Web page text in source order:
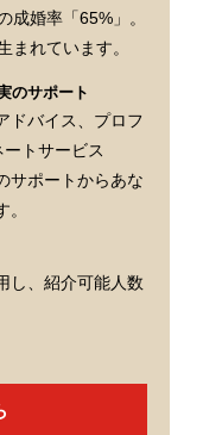
成婚率「65%」。
まれています。
のサポート
ドバイス、プロフ
トサービス
サポートからあな
し、紹介可能人数